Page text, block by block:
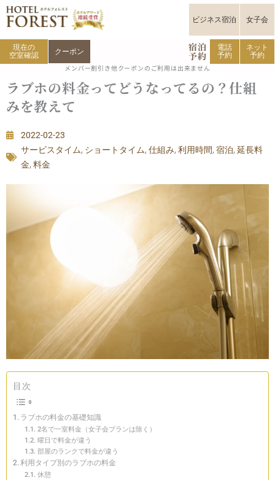
内
容
ビジネス宿泊 女子会
現在の
空室確認
クーポン 宿泊
予約
電話
予約
ネット
予約
メンバー割引き他クーポンのご利用は出来ません
ラブホの料金ってどうなってるの？仕組
みを教えて
2022-02-23
サービスタイム, ショートタイム, 仕組み, 利用時間, 宿泊, 延長料
金, 料金
目次
ラブホの料金の基礎知識
2名で一室料金（女子会プランは除く）
曜日で料金が違う
部屋のランクで料金が違う
利用タイプ別のラブホの料金
休憩